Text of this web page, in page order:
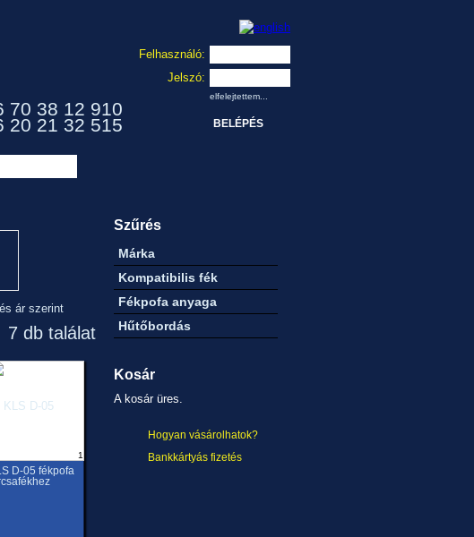
70 38 12 910
20 21 32 515
Felhasználó:
Jelszó:
elfelejtettem...
7 db találat
1
D-05 fékpofa
Szűrés
Márka
Kompatibilis fék
Fékpofa anyaga
Hűtőbordás
Kosár
A kosár üres.
Hogyan vásárolhatok?
Bankkártyás fizetés